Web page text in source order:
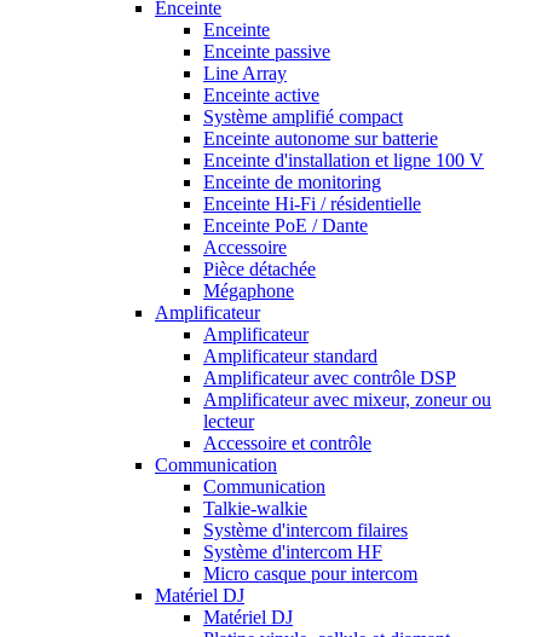
Enceinte
Enceinte
Enceinte passive
Line Array
Enceinte active
Système amplifié compact
Enceinte autonome sur batterie
Enceinte d'installation et ligne 100 V
Enceinte de monitoring
Enceinte Hi-Fi / résidentielle
Enceinte PoE / Dante
Accessoire
Pièce détachée
Mégaphone
Amplificateur
Amplificateur
Amplificateur standard
Amplificateur avec contrôle DSP
Amplificateur avec mixeur, zoneur ou
lecteur
Accessoire et contrôle
Communication
Communication
Talkie-walkie
Système d'intercom filaires
Système d'intercom HF
Micro casque pour intercom
Matériel DJ
Matériel DJ